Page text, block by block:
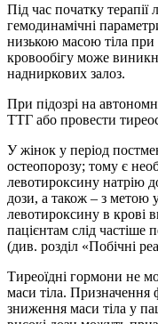
Під час початку
гемодинамічні
низькою масою тіла
кровообігу може
надниркових залоз.
При підозрі на
ТТГ або провести
У жінок у період
остеопорозу; тому є
левотироксину натрію
дози, а також – з метою
левотироксину в крові
пацієнтам слід частіше
(див. розділ «Побічні
Тиреоїдні гормони не
маси тіла. Призначення
зниження маси тіла у